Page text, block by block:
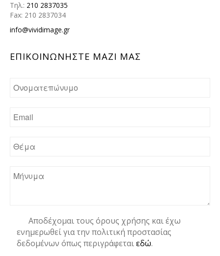
Τηλ.: 210 2837035
Fax: 210 2837034
info@vividimage.gr
ΕΠΙΚΟΙΝΩΝHΣΤΕ ΜΑΖΙ ΜΑΣ
Αποδέχομαι τους όρους χρήσης και έχω
ενημερωθεί για την πολιτική προστασίας
δεδομένων όπως περιγράφεταιεδώ.